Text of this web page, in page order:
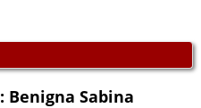
Benigna Sabina